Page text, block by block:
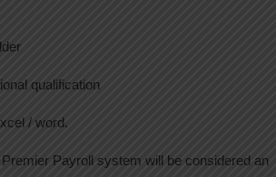
qualification
/ word.
Payroll system will be considered an